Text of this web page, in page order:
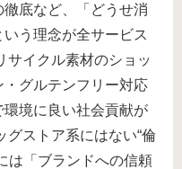
底など、「どうせ消
う理念が全サービス
サイクル素材のショッ
グルテンフリー対応
境に良い社会貢献が
グストア系にはない“倫
は「ブランドへの信頼